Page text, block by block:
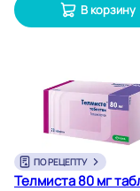
В корзину
ПО РЕЦЕПТУ
Телмиста 80 мг